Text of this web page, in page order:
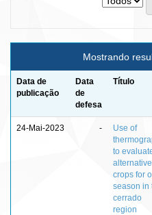
Mostrando
Data de
publicação
Data
de
defesa
Título
24-Mai-2023 -
Use of
to
alternative
crops for
season in
cerrado
region